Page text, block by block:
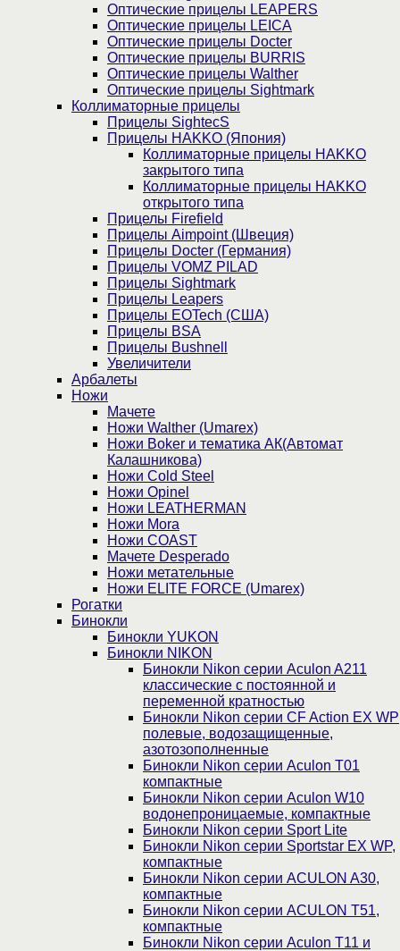
Оптические прицелы LEAPERS
Оптические прицелы LEICA
Оптические прицелы Docter
Оптические прицелы BURRIS
Оптические прицелы Walther
Оптические прицелы Sightmark
Коллиматорные прицелы
Прицелы SightecS
Прицелы HAKKO (Япония)
Коллиматорные прицелы HAKKO
закрытого типа
Коллиматорные прицелы HAKKO
открытого типа
Прицелы Firefield
Прицелы Aimpoint (Швеция)
Прицелы Docter (Германия)
Прицелы VOMZ PILAD
Прицелы Sightmark
Прицелы Leapers
Прицелы EOTech (США)
Прицелы BSA
Прицелы Bushnell
Увеличители
Арбалеты
Ножи
Мачете
Ножи Walther (Umarex)
Ножи Boker и тематика АК(Автомат
Калашникова)
Ножи Cold Steel
Ножи Opinel
Ножи LEATHERMAN
Ножи Mora
Ножи COAST
Мачете Desperado
Ножи метательные
Ножи ELITE FORCE (Umarex)
Рогатки
Бинокли
Бинокли YUKON
Бинокли NIKON
Бинокли Nikon серии Aculon A211
классические с постоянной и
переменной кратностью
Бинокли Nikon серии СF Action EX WP
полевые, водозащищенные,
азотозополненные
Бинокли Nikon серии Aculon T01
компактные
Бинокли Nikon серии Aculon W10
водонепроницаемые, компактные
Бинокли Nikon серии Sport Lite
Бинокли Nikon серии Sportstar EX WP,
компактные
Бинокли Nikon серии ACULON A30,
компактные
Бинокли Nikon серии ACULON Т51,
компактные
Бинокли Nikon серии Aculon T11 и